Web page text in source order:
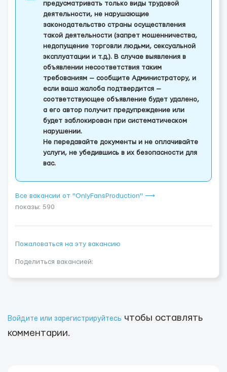
предусматривать только виды трудовой
деятельности, не нарушающие
законодательство страны осуществления
такой деятельности (запрет мошенничества,
недопущение торговли людьми, сексуальной
эксплуатации и т.д.). В случае выявления в
объявлении несоответствия таким
требованиям — сообщите Администратору, и
если ваша жалоба подтвердится —
соответствующее объявление будет удалено,
а его автор получит предупреждение или
будет заблокирован при систематическом
нарушении.
Не передавайте документы и не оплачивайте
услуги, не убедившись в их безопасности для
вас.
Все вакансии от "OnlyFansProduction" ⟶
показы: 590
Пожаловаться на эту вакансию
Поделиться вакансией:
Войдите или зарегистрируйтесь чтобы оставлять
комментарии.